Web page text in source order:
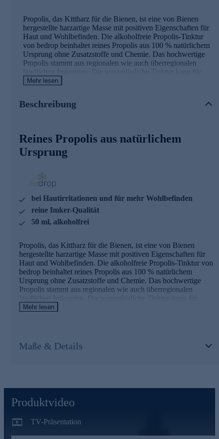
Propolis, das Kittharz für die Bienen, ist eine von Bienen
hergestellte harzartige Masse mit positiven Eigenschaften für
Haut und Wohlbefinden. Die alkoholfreie Propolis-Tinktur
von bedrop beinhaltet reines Propolis aus 100 % natürlichem
Ursprung ohne Zusatzstoffe und Chemie. Das hochwertige
Propolis stammt aus regionalen wie auch überregionalen
ländlichen Imkereien. Die wasserlösliche Tinktur kann für
verschiedene Anwendungen zum Beispiel auf der Haut oder
Propolis gilt neben Honig, Blütenpollen und Gelée Royale
als eine der wichtigsten Substanzen der Bienen. Die
als eine Art Fußmatte am Eingang des Bienenstockes.
Lediglich die Bienen können ohne Probleme mit ihren
feinfühligen Beinen über das Propolis laufen, alle anderen
Insekten würden in der klebrigen Substanz hängen bleiben.
So nutzen die Bienen Propolis nicht nur gegen fremde
Bienenstock und das Bienenvolk.
Machen Sie sich die positiven Eigenschaften von
Propolis zunutze - bestellen Sie jetzt online.
Mehr lesen
Beschreibung
Reines Propolis aus natürlichem
Ursprung
bei Hautirritationen und für mehr Wohlbefinden
reine Imker-Qualität
50 ml, alkoholfrei
Propolis, das Kittharz für die Bienen, ist eine von Bienen
hergestellte harzartige Masse mit positiven Eigenschaften für
Haut und Wohlbefinden. Die alkoholfreie Propolis-Tinktur von
bedrop beinhaltet reines Propolis aus 100 % natürlichem
Ursprung ohne Zusatzstoffe und Chemie. Das hochwertige
Propolis stammt aus regionalen wie auch überregionalen
ländlichen Imkereien. Die wasserlösliche Tinktur kann für
verschiedene Anwendungen zum Beispiel auf der Haut oder
aus Harz und Wachs bestehende Substanz nutzen die
Stockbienen zur Isolierung des Bienenstocks und als eine Art
Fußmatte am Eingang des Bienenstockes.
Lediglich die Bienen können ohne Probleme mit ihren
Mehr lesen
Maße & Details
Produktvideo
TV-Präsentation